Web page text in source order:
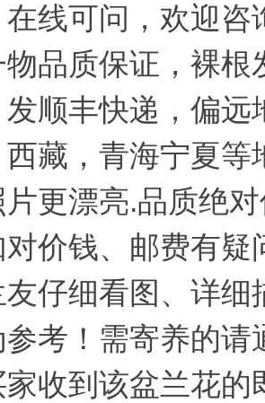
线可问，欢迎咨
品质保证，裸
顺丰快递，偏
西藏，青海宁夏
更漂亮.品质绝
价钱、邮费有
仔细看图、详
参考！需寄养的
收到该盆兰花